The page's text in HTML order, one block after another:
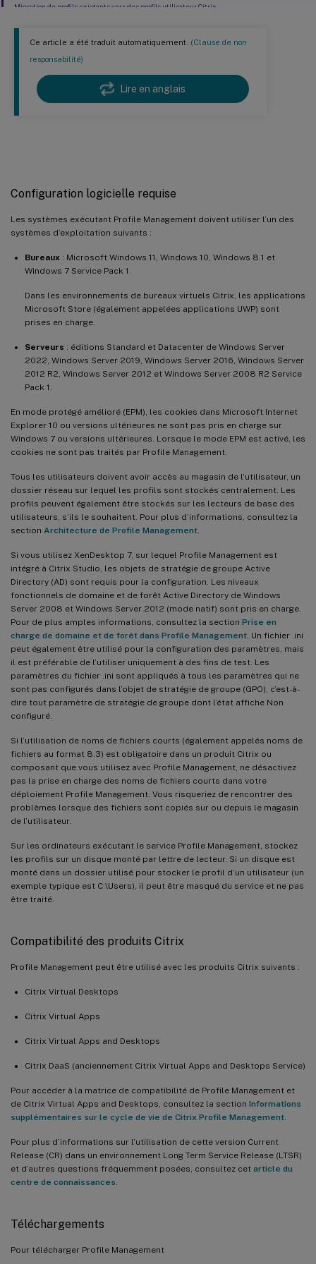
Ce article a été traduit automatiquement. (Clause de non
responsabilité)
Lire en anglais
Configuration logicielle requise
Les systèmes exécutant Profile Management doivent utiliser l’un des
systèmes d’exploitation suivants :
Bureaux : Microsoft Windows 11, Windows 10, Windows 8.1 et
Windows 7 Service Pack 1.
Dans les environnements de bureaux virtuels Citrix, les applications
Microsoft Store (également appelées applications UWP) sont
prises en charge.
Serveurs : éditions Standard et Datacenter de Windows Server
2022, Windows Server 2019, Windows Server 2016, Windows Server
2012 R2, Windows Server 2012 et Windows Server 2008 R2 Service
Pack 1.
En mode protégé amélioré (EPM), les cookies dans Microsoft Internet
Explorer 10 ou versions ultérieures ne sont pas pris en charge sur
Windows 7 ou versions ultérieures. Lorsque le mode EPM est activé, les
cookies ne sont pas traités par Profile Management.
Tous les utilisateurs doivent avoir accès au magasin de l’utilisateur, un
dossier réseau sur lequel les profils sont stockés centralement. Les
profils peuvent également être stockés sur les lecteurs de base des
utilisateurs, s’ils le souhaitent. Pour plus d’informations, consultez la
section Architecture de Profile Management
Si vous utilisez XenDesktop 7, sur lequel Profile Management est
intégré à Citrix Studio, les objets de stratégie de groupe Active
Directory (AD) sont requis pour la configuration. Les niveaux
fonctionnels de domaine et de forêt Active Directory de Windows
Server 2008 et Windows Server 2012 (mode natif) sont pris en charge.
Pour de plus amples informations, consultez la section Prise en
charge de domaine et de forêt dans Profile Management . Un fichier .ini
peut également être utilisé pour la configuration des paramètres, mais
il est préférable de l’utiliser uniquement à des fins de test. Les
paramètres du fichier .ini sont appliqués à tous les paramètres qui ne
sont pas configurés dans l’objet de stratégie de groupe (GPO), c’est-à-
dire tout paramètre de stratégie de groupe dont l’état affiche Non
configuré.
Si l’utilisation de noms de fichiers courts (également appelés noms de
fichiers au format 8.3) est obligatoire dans un produit Citrix ou
composant que vous utilisez avec Profile Management, ne désactivez
pas la prise en charge des noms de fichiers courts dans votre
déploiement Profile Management. Vous risqueriez de rencontrer des
problèmes lorsque des fichiers sont copiés sur ou depuis le magasin
de l’utilisateur.
Sur les ordinateurs exécutant le service Profile Management, stockez
les profils sur un disque monté par lettre de lecteur. Si un disque est
monté dans un dossier utilisé pour stocker le profil d’un utilisateur (un
exemple typique est C:\Users), il peut être masqué du service et ne pas
être traité.
Compatibilité des produits Citrix
Profile Management peut être utilisé avec les produits Citrix suivants :
Citrix Virtual Desktops
Citrix Virtual Apps
Citrix Virtual Apps and Desktops
Citrix DaaS (anciennement Citrix Virtual Apps and Desktops Service)
Pour accéder à la matrice de compatibilité de Profile Management et
de Citrix Virtual Apps and Desktops, consultez la section Informations
supplémentaires sur le cycle de vie de Citrix Profile Management
Pour plus d’informations sur l’utilisation de cette version Current
Release (CR) dans un environnement Long Term Service Release (LTSR)
et d’autres questions fréquemment posées, consultez cet article du
centre de connaissances
Téléchargements
Pour télécharger Profile Management
Migration de profils existants vers des profils utilisateur Citrix